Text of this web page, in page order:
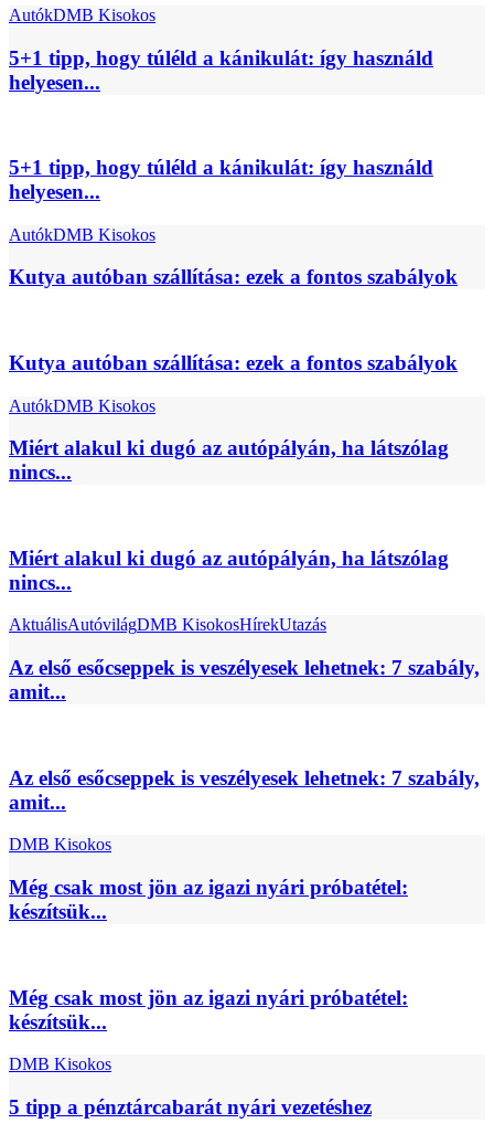
AutókDMB Kisokos
5+1 tipp, hogy túléld a kánikulát: így használd
helyesen...
5+1 tipp, hogy túléld a kánikulát: így használd
helyesen...
AutókDMB Kisokos
Kutya autóban szállítása: ezek a fontos szabályok
Kutya autóban szállítása: ezek a fontos szabályok
AutókDMB Kisokos
Miért alakul ki dugó az autópályán, ha látszólag
nincs...
Miért alakul ki dugó az autópályán, ha látszólag
nincs...
AktuálisAutóvilágDMB KisokosHírekUtazás
Az első esőcseppek is veszélyesek lehetnek: 7 szabály,
amit...
Az első esőcseppek is veszélyesek lehetnek: 7 szabály,
amit...
DMB Kisokos
Még csak most jön az igazi nyári próbatétel:
készítsük...
Még csak most jön az igazi nyári próbatétel:
készítsük...
DMB Kisokos
5 tipp a pénztárcabarát nyári vezetéshez